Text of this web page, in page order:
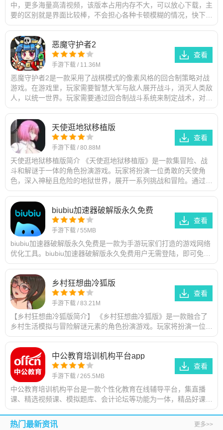
中，更多海量高清视频，该版本占用内存不大，可以放心下载，主
要的区别就是界面比较棒，不会担心各种卡顿模糊的情况，快下载
快手概念版试试吧！软件教
恶魔守护者2
手游下载 / 11.36M
查看
恶魔守护者2是一款采用了战棋模式的像素风格的回合制策略对战
游戏。在游戏里，玩家需要智慧大军与敌人展开战斗，消灭人类敌
人，以统一世界。玩家需要通过回合制战斗系统来制定战术，对抗
敌人的入侵，同时合理排兵布
天使逛地狱移植版
手游下载 / 80.88M
查看
天使逛地狱移植版简介 《天使逛地狱移植版》是一款集冒险、战
斗和解谜于一体的角色扮演游戏。玩家将扮演一位勇敢的天使角
色，深入神秘且危险的地狱世界，展开一系列挑战和冒险。通过消
灭敌人、解开谜题和收集装备，
biubiu加速器破解版永久免费
手游下载 / 55MB
查看
biubiu加速器破解版永久免费是一款为手游玩家们打造的游戏网络
优化工具。biubiu加速器破解版永久免费用户无需登陆，即可免费
畅享VIP线路，极速提升网络质量，优化上网环境，从此告别延
迟、卡顿、卡帧
乡村狂想曲冷狐版
手游下载 / 83.21M
查看
【乡村狂想曲冷狐版简介】 《乡村狂想曲冷狐版》是一款融合了
乡村生活模拟与冒险解谜元素的角色扮演游戏。玩家将扮演一位意
外来到宁静乡村的年轻人，在这个充满田园风光的小村庄中展开一
系列奇妙的生活体验与冒险探
中公教育培训机构平台app
手游下载 / 265.5MB
查看
中公教育培训机构平台是一款个性化教育在线辅导平台，集直播
课、精选视频课、模拟题库、会计论坛等功能为一体，精品好课，
找到更符合你的学习方式，智能题库在线模考，丰富的内容选择，
欢迎免费下载。免费领取步骤1
热门最新资讯 更多>>